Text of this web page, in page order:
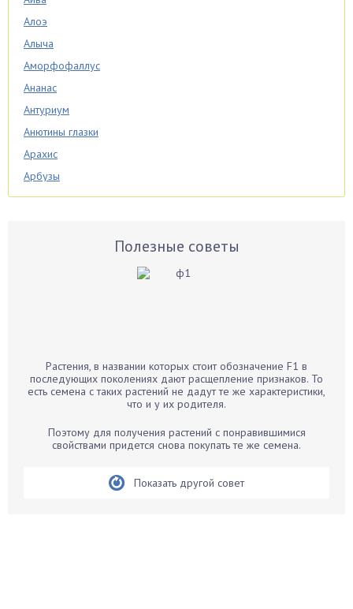
Алоэ
Алыча
Аморфофаллус
Ананас
Антуриум
Анютины глазки
Арахис
Арбузы
Аспарагус
Бархатцы
Бегония
Бирючина
Полезные советы
Растения, в названии которых стоит обозначение F1 в
последующих поколениях дают расщепление признаков. То
есть семена с таких растений не дадут те же характеристики,
что и у их родителя.
Поэтому для получения растений с понравившимися
свойствами придется снова покупать те же семена.
Показать другой совет